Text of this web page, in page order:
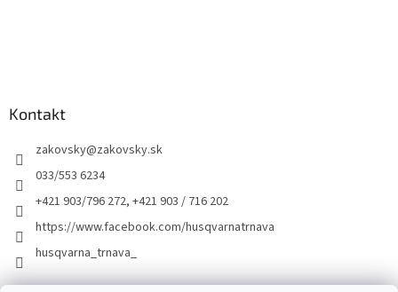
Kontakt
zakovsky@zakovsky.sk
033/553 6234
+421 903/796 272, +421 903 / 716 202
https://www.facebook.com/husqvarnatrnava
husqvarna_trnava_